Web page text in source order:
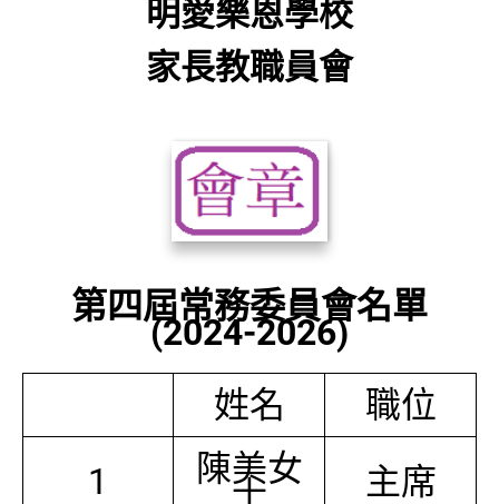
明愛樂恩學校
家長教職員會
第四屆常務委員會名單
(2024-2026)
姓名
職位
1
陳美女 主席